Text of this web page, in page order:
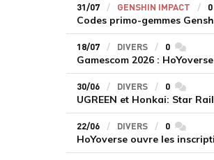
31/07 GENSHIN IMPACT 0
18/07 DIVERS 0
30/06 DIVERS 0
22/06 DIVERS 0